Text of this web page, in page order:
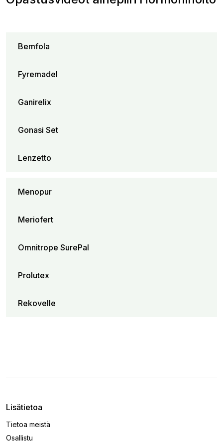
Bemfola
Fyremadel
Ganirelix
Gonasi Set
Lenzetto
Menopur
Meriofert
Omnitrope SurePal
Prolutex
Rekovelle
Lisätietoa
Tietoa meistä
Osallistu